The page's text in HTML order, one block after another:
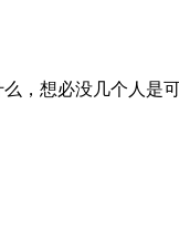
，想必没几个人是